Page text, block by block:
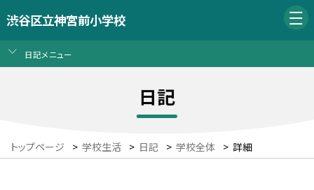
渋谷区立神宮前小学校
日記メニュー
日記
トップページ > 学校生活 > 日記 > 学校全体 > 詳細